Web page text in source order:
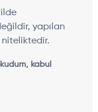
yapılan
kabul